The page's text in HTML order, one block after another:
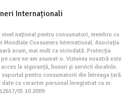
Internaționali
național pentru consumatori, membru cu
Mondiale Consumers International. Asociația
acum, mai mult ca niciodată. Protecția
care ne-am asumat-o. Viziunea noastră este
la siguranță, bunuri și servicii durabile.
pentru consumatorii din întreaga țară.
cu caracter personal înregistrat cu nr.
12617/05.10.2009